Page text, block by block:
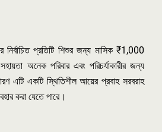
প্রতিটি শিশুর জন্য মাসিক ₹1,000
অনেক পরিবার এবং পরিচর্যাকারীর জন্য
এটি একটি স্থিতিশীল আয়ের প্রবাহ সরবরাহ
করা যেতে পারে।